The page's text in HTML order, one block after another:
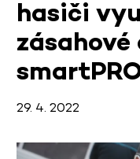
hasiči
zásahové
29. 4. 2022